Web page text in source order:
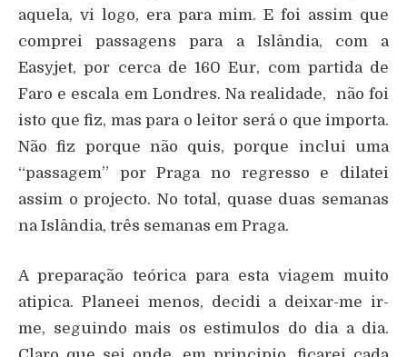
aquela, vi logo, era para mim. E foi assim que
comprei passagens para a Islândia, com a
Easyjet, por cerca de 160 Eur, com partida de
Faro e escala em Londres. Na realidade, não foi
isto que fiz, mas para o leitor será o que importa.
Não fiz porque não quis, porque inclui uma
“passagem” por Praga no regresso e dilatei
assim o projecto. No total, quase duas semanas
na Islândia, três semanas em Praga.
A preparação teórica para esta viagem muito
atipica. Planeei menos, decidi a deixar-me ir-
me, seguindo mais os estimulos do dia a dia.